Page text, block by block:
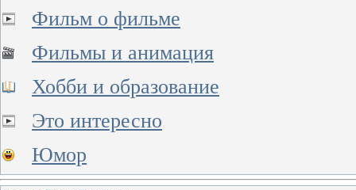
Фильм о фильме
Фильмы и анимация
Хобби и образование
Это интересно
Юмор